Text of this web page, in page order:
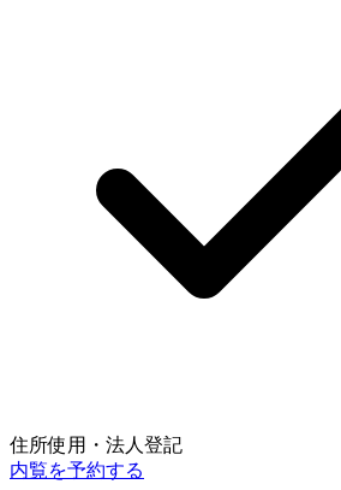
住所使用・法人登記
内覧を予約する